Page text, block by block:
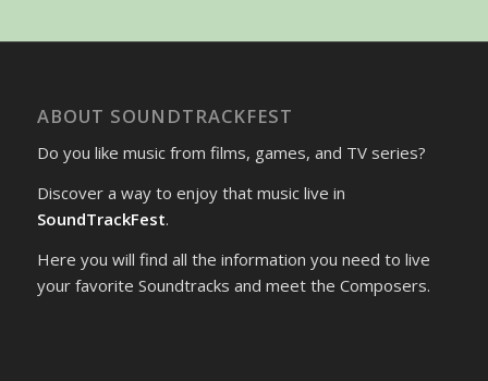
ABOUT SOUNDTRACKFEST
Do you like music from films, games, and TV series?
Discover a way to enjoy that music live in
SoundTrackFest.
Here you will find all the information you need to live
your favorite Soundtracks and meet the Composers.